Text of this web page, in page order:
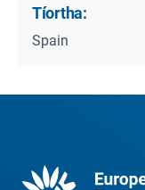
Tíortha:
Spain